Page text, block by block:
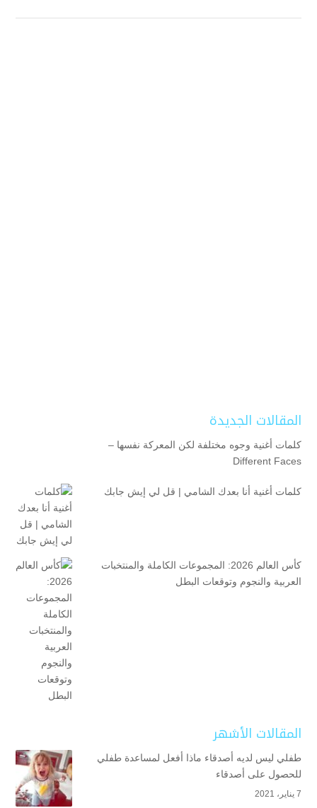
المقالات الجديدة
كلمات أغنية وجوه مختلفة لكن المعركة نفسها –
Different Faces
كلمات أغنية أنا بعدك الشامي | قل لي إيش جابك
كأس العالم 2026: المجموعات الكاملة والمنتخبات
العربية والنجوم وتوقعات البطل
المقالات الأشهر
طفلي ليس لديه أصدقاء ماذا أفعل لمساعدة طفلي
للحصول على أصدقاء
7 يناير، 2021